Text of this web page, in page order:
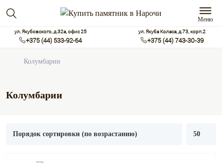
Меню
ул. Якубовского, д.32а, офис 25
+375 (44) 533-92-64
ул. Якуба Коласа, д.73, корп.2
+375 (44) 743-30-39
Колумбарии
Колумбарии